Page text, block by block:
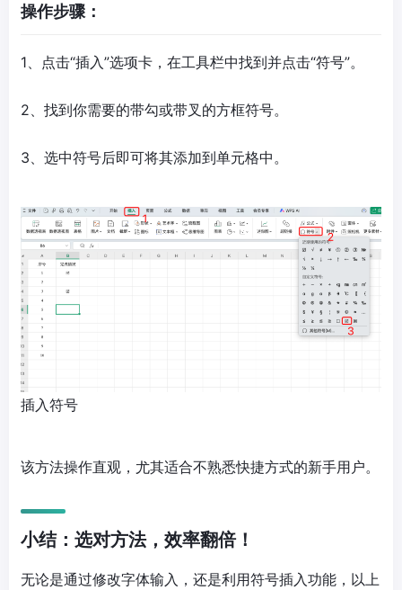
操作步骤：
1、点击“插入”选项卡，在工具栏中找到并点击“符号”。
2、找到你需要的带勾或带叉的方框符号。
3、选中符号后即可将其添加到单元格中。
插入符号
该方法操作直观，尤其适合不熟悉快捷方式的新手用户。
小结：选对方法，效率翻倍！
无论是通过修改字体输入，还是利用符号插入功能，以上